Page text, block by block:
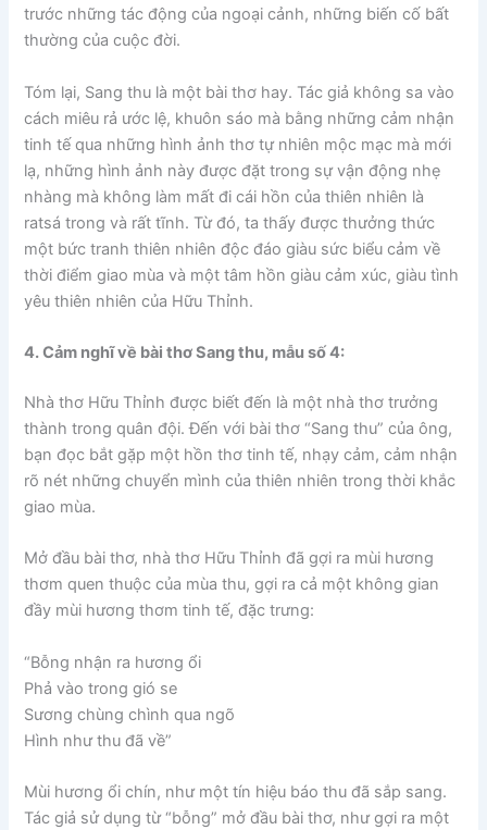
trước những tác động của ngoại cảnh, những biến cố bất
thường của cuộc đời.
Tóm lại, Sang thu là một bài thơ hay. Tác giả không sa vào
cách miêu rả ước lệ, khuôn sáo mà bằng những cảm nhận
tinh tế qua những hình ảnh thơ tự nhiên mộc mạc mà mới
lạ, những hình ảnh này được đặt trong sự vận động nhẹ
nhàng mà không làm mất đi cái hồn của thiên nhiên là
ratsá trong và rất tĩnh. Từ đó, ta thấy được thưởng thức
một bức tranh thiên nhiên độc đáo giàu sức biểu cảm về
thời điểm giao mùa và một tâm hồn giàu cảm xúc, giàu tình
yêu thiên nhiên của Hữu Thỉnh.
4. Cảm nghĩ về bài thơ Sang thu, mẫu số 4:
Nhà thơ Hữu Thỉnh được biết đến là một nhà thơ trưởng
thành trong quân đội. Đến với bài thơ “Sang thu” của ông,
bạn đọc bắt gặp một hồn thơ tinh tế, nhạy cảm, cảm nhận
rõ nét những chuyển mình của thiên nhiên trong thời khắc
giao mùa.
Mở đầu bài thơ, nhà thơ Hữu Thỉnh đã gợi ra mùi hương
thơm quen thuộc của mùa thu, gợi ra cả một không gian
đầy mùi hương thơm tinh tế, đặc trưng:
“Bỗng nhận ra hương ổi
Phả vào trong gió se
Sương chùng chình qua ngõ
Hình như thu đã về”
Mùi hương ổi chín, như một tín hiệu báo thu đã sắp sang.
Tác giả sử dụng từ “bỗng” mở đầu bài thơ, như gợi ra một